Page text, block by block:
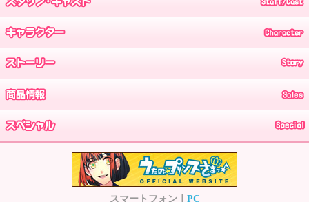
スマートフォン｜ PC